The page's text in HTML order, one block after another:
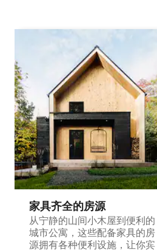
家具齐全的房源
从宁静的山间小木屋到便利的
城市公寓，这些配备家具的房
源拥有各种便利设施，让你宾